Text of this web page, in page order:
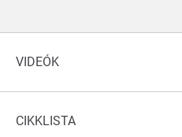
VIDEÓK
CIKKLISTA